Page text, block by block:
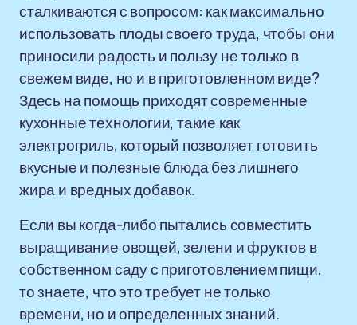
сталкиваются с вопросом: как максимально
использовать плоды своего труда, чтобы они
приносили радость и пользу не только в
свежем виде, но и в приготовленном виде?
Здесь на помощь приходят современные
кухонные технологии, такие как
электрогриль, который позволяет готовить
вкусные и полезные блюда без лишнего
жира и вредных добавок.
Если вы когда-либо пытались совместить
выращивание овощей, зелени и фруктов в
собственном саду с приготовлением пищи,
то знаете, что это требует не только
времени, но и определенных знаний.